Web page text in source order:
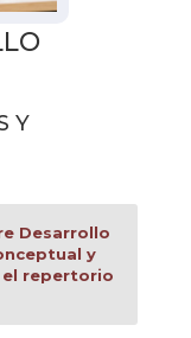
Y
Desarrollo
y
repertorio